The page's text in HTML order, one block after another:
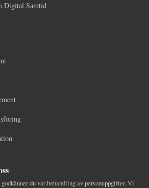
Digital Samtid
du vår behandling av personuppgifter. Vi